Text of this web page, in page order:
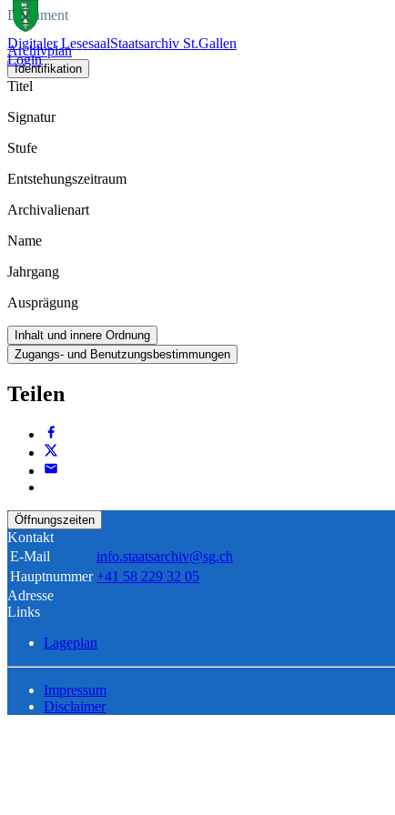
Digitaler LesesaalStaatsarchiv St.Gallen
Login
Dokument
Archivplan
Identifikation
Titel
Signatur
Stufe
Entstehungszeitraum
Archivalienart
Name
Jahrgang
Ausprägung
Inhalt und innere Ordnung
Zugangs- und Benutzungsbestimmungen
Teilen
Öffnungszeiten
Kontakt
E-Mail
info.staatsarchiv@sg.ch
Hauptnummer +41 58 229 32 05
Adresse
Links
Lageplan
Impressum
Disclaimer